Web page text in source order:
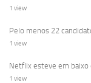
1 view
Pelo menos 22
1 view
Netflix esteve em
1 view